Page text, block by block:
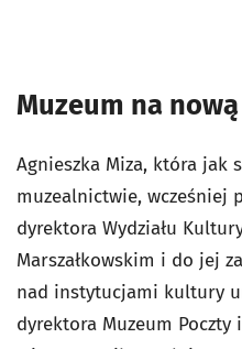
Muzeum na
Agnieszka Miza, która jak
muzealnictwie, wcześniej
dyrektora Wydziału
Marszałkowskim i do jej
nad instytucjami kultury
dyrektora Muzeum